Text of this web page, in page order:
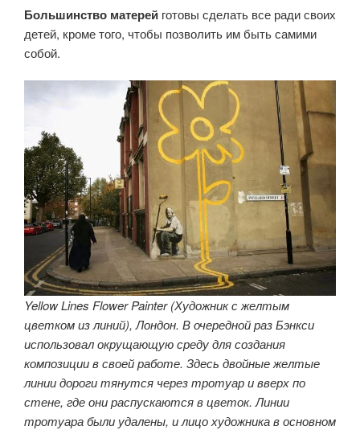
Большинство матерей готовы сделать все ради своих
детей, кроме того, чтобы позволить им быть самими
собой.
Yellow Lines Flower Painter (Художник с желтым
цветком из линий), Лондон. В очередной раз Бэнкси
использовал окрущающую среду для создания
композиции в своей работе. Здесь двойные желтые
линии дороги тянутся через тротуар и вверх по
стене, где они распускаются в цветок. Линии
тротуара были удалены, и лицо художника в основном